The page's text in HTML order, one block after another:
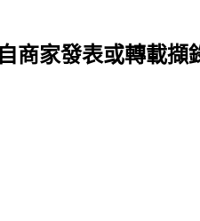
商家發表或轉載